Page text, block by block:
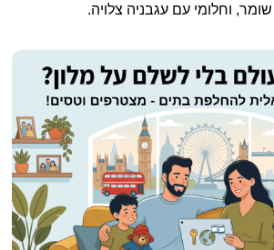
וחלומי עם עגבניה צלויה.